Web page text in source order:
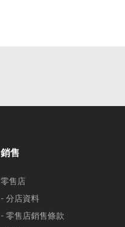
銷售
零售店
- 分店資料
- 零售店銷售條款